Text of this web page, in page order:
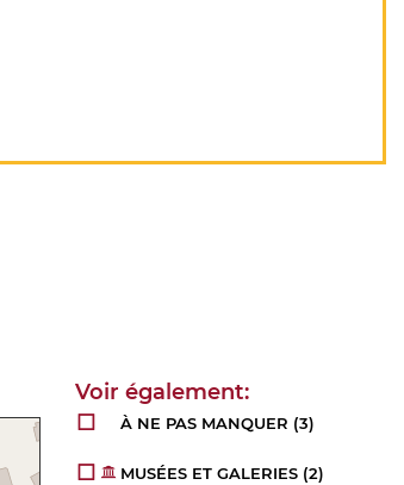
À NE PAS MANQUER (3)
MUSÉES ET GALERIES (2)